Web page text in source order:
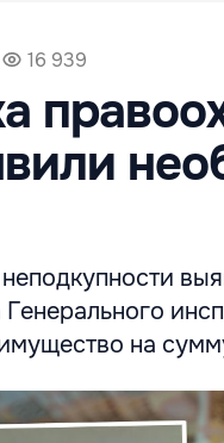
16 939
на